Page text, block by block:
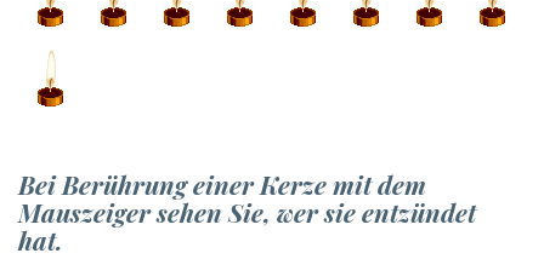
Bei Berührung einer Kerze mit dem
Mauszeiger sehen Sie, wer sie entzündet
hat.